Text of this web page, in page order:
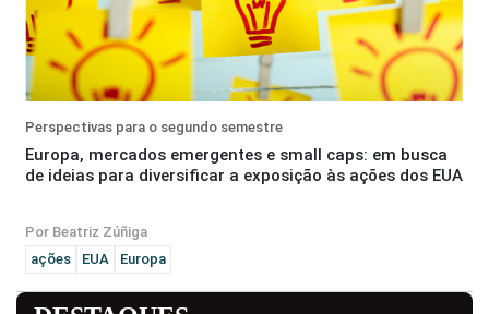
Perspectivas para o segundo semestre
Europa, mercados emergentes e small caps: em busca
de ideias para diversificar a exposição às ações dos EUA
Por Beatriz Zúñiga
ações
EUA Europa